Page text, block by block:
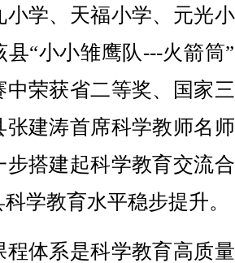
小学、天福小学、元光
县“小小雏鹰队---火箭筒
中荣获省二等奖、国家
张建涛首席科学教师名
步搭建起科学教育交流
学教育水平稳步提升。
体系是科学教育高质